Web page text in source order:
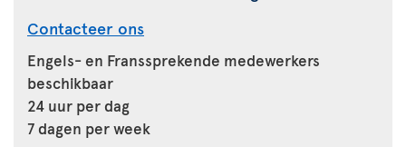
Contacteer ons
Engels- en Franssprekende medewerkers
beschikbaar
24 uur per dag
7 dagen per week